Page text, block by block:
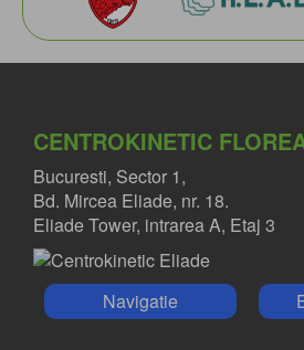
CENTROKINETIC
Bucuresti, Sector 1,
Bd. Mircea Eliade, nr. 18.
Eliade Tower, intrarea A, Etaj 3
Navigatie